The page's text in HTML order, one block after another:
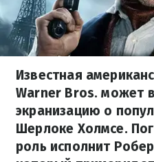
Известная
Warner Bros. может
экранизацию о
Шерлоке Холмсе.
роль исполнит